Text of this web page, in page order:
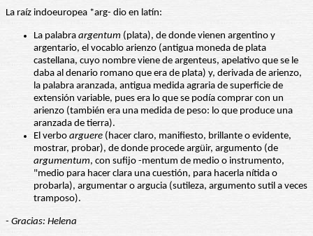
La raíz indoeuropea *arg- dio en latín:
La palabra argentum (plata), de donde vienen argentino y
argentario, el vocablo arienzo (antigua moneda de plata
castellana, cuyo nombre viene de argenteus, apelativo que se le
daba al denario romano que era de plata) y, derivada de arienzo,
la palabra aranzada, antigua medida agraria de superficie de
extensión variable, pues era lo que se podía comprar con un
arienzo (también era una medida de peso: lo que produce una
aranzada de tierra).
El verbo arguere (hacer claro, manifiesto, brillante o evidente,
mostrar, probar), de donde procede argüir, argumento (de
argumentum, con sufijo -mentum de medio o instrumento,
"medio para hacer clara una cuestión, para hacerla nítida o
probarla), argumentar o argucia (sutileza, argumento sutil a veces
tramposo).
- Gracias: Helena